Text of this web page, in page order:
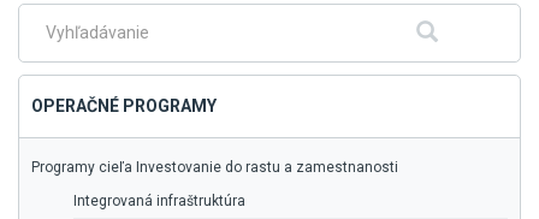
menu
Fulltextové
Hľadať
OPERAČNÉ PROGRAMY
Programy cieľa Investovanie do rastu a zamestnanosti
Integrovaná infraštruktúra